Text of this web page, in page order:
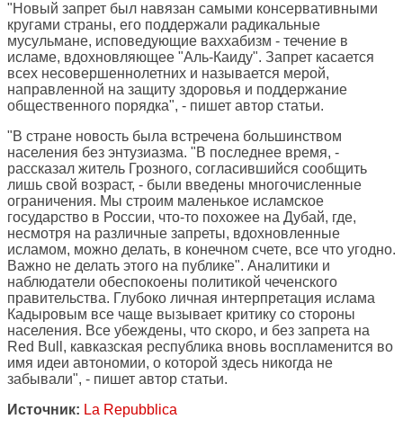
"Новый запрет был навязан самыми консервативными
кругами страны, его поддержали радикальные
мусульмане, исповедующие ваххабизм - течение в
исламе, вдохновляющее "Аль-Каиду". Запрет касается
всех несовершеннолетних и называется мерой,
направленной на защиту здоровья и поддержание
общественного порядка", - пишет автор статьи.
"В стране новость была встречена большинством
населения без энтузиазма. "В последнее время, -
рассказал житель Грозного, согласившийся сообщить
лишь свой возраст, - были введены многочисленные
ограничения. Мы строим маленькое исламское
государство в России, что-то похожее на Дубай, где,
несмотря на различные запреты, вдохновленные
исламом, можно делать, в конечном счете, все что угодно.
Важно не делать этого на публике". Аналитики и
наблюдатели обеспокоены политикой чеченского
правительства. Глубоко личная интерпретация ислама
Кадыровым все чаще вызывает критику со стороны
населения. Все убеждены, что скоро, и без запрета на
Red Bull, кавказская республика вновь воспламенится во
имя идеи автономии, о которой здесь никогда не
забывали", - пишет автор статьи.
Источник: La Repubblica